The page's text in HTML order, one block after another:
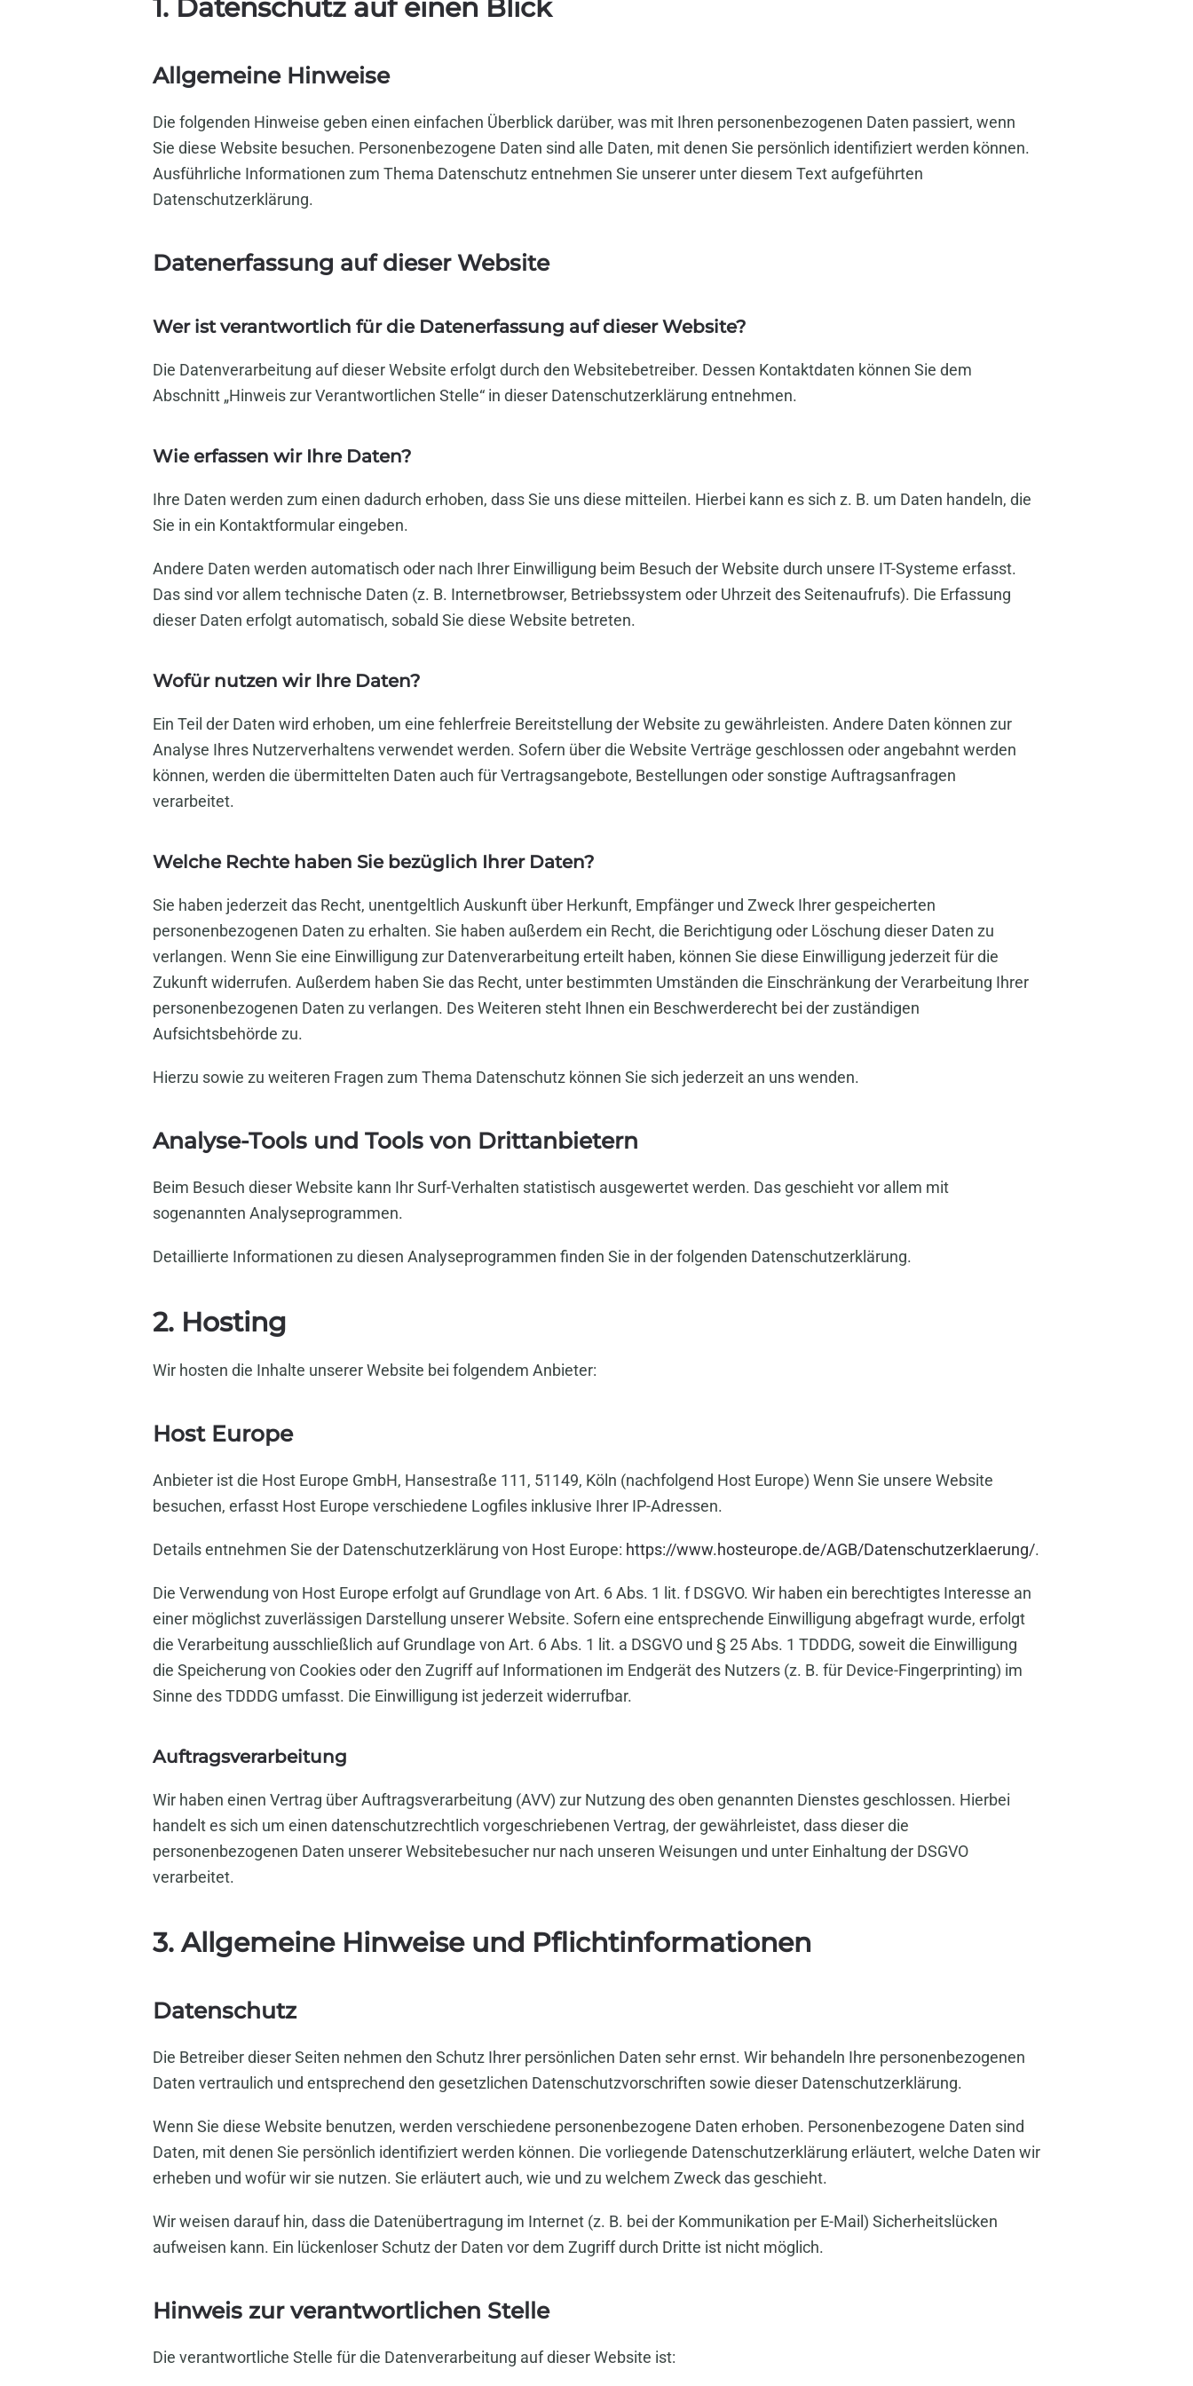
1. Datenschutz auf einen Blick
Allgemeine Hinweise
Die folgenden Hinweise geben einen einfachen Überblick darüber, was mit Ihren personenbezogenen Daten passiert, wenn
Sie diese Website besuchen. Personenbezogene Daten sind alle Daten, mit denen Sie persönlich identifiziert werden können.
Ausführliche Informationen zum Thema Datenschutz entnehmen Sie unserer unter diesem Text aufgeführten
Datenschutzerklärung.
Datenerfassung auf dieser Website
Wer ist verantwortlich für die Datenerfassung auf dieser Website?
Die Datenverarbeitung auf dieser Website erfolgt durch den Websitebetreiber. Dessen Kontaktdaten können Sie dem
Abschnitt „Hinweis zur Verantwortlichen Stelle“ in dieser Datenschutzerklärung entnehmen.
Wie erfassen wir Ihre Daten?
Ihre Daten werden zum einen dadurch erhoben, dass Sie uns diese mitteilen. Hierbei kann es sich z. B. um Daten handeln, die
Sie in ein Kontaktformular eingeben.
Andere Daten werden automatisch oder nach Ihrer Einwilligung beim Besuch der Website durch unsere IT-Systeme erfasst.
Das sind vor allem technische Daten (z. B. Internetbrowser, Betriebssystem oder Uhrzeit des Seitenaufrufs). Die Erfassung
dieser Daten erfolgt automatisch, sobald Sie diese Website betreten.
Wofür nutzen wir Ihre Daten?
Ein Teil der Daten wird erhoben, um eine fehlerfreie Bereitstellung der Website zu gewährleisten. Andere Daten können zur
Analyse Ihres Nutzerverhaltens verwendet werden. Sofern über die Website Verträge geschlossen oder angebahnt werden
können, werden die übermittelten Daten auch für Vertragsangebote, Bestellungen oder sonstige Auftragsanfragen
verarbeitet.
Welche Rechte haben Sie bezüglich Ihrer Daten?
Sie haben jederzeit das Recht, unentgeltlich Auskunft über Herkunft, Empfänger und Zweck Ihrer gespeicherten
personenbezogenen Daten zu erhalten. Sie haben außerdem ein Recht, die Berichtigung oder Löschung dieser Daten zu
verlangen. Wenn Sie eine Einwilligung zur Datenverarbeitung erteilt haben, können Sie diese Einwilligung jederzeit für die
Zukunft widerrufen. Außerdem haben Sie das Recht, unter bestimmten Umständen die Einschränkung der Verarbeitung Ihrer
personenbezogenen Daten zu verlangen. Des Weiteren steht Ihnen ein Beschwerderecht bei der zuständigen
Aufsichtsbehörde zu.
Hierzu sowie zu weiteren Fragen zum Thema Datenschutz können Sie sich jederzeit an uns wenden.
Analyse-Tools und Tools von Dritt­anbietern
Beim Besuch dieser Website kann Ihr Surf-Verhalten statistisch ausgewertet werden. Das geschieht vor allem mit
sogenannten Analyseprogrammen.
Detaillierte Informationen zu diesen Analyseprogrammen finden Sie in der folgenden Datenschutzerklärung.
2. Hosting
Wir hosten die Inhalte unserer Website bei folgendem Anbieter:
Host Europe
Anbieter ist die Host Europe GmbH, Hansestraße 111, 51149, Köln (nachfolgend Host Europe) Wenn Sie unsere Website
besuchen, erfasst Host Europe verschiedene Logfiles inklusive Ihrer IP-Adressen.
Details entnehmen Sie der Datenschutzerklärung von Host Europe: https://www.hosteurope.de/AGB/Datenschutzerklaerung/.
Die Verwendung von Host Europe erfolgt auf Grundlage von Art. 6 Abs. 1 lit. f DSGVO. Wir haben ein berechtigtes Interesse an
einer möglichst zuverlässigen Darstellung unserer Website. Sofern eine entsprechende Einwilligung abgefragt wurde, erfolgt
die Verarbeitung ausschließlich auf Grundlage von Art. 6 Abs. 1 lit. a DSGVO und § 25 Abs. 1 TDDDG, soweit die Einwilligung
die Speicherung von Cookies oder den Zugriff auf Informationen im Endgerät des Nutzers (z. B. für Device-Fingerprinting) im
Sinne des TDDDG umfasst. Die Einwilligung ist jederzeit widerrufbar.
Auftragsverarbeitung
Wir haben einen Vertrag über Auftragsverarbeitung (AVV) zur Nutzung des oben genannten Dienstes geschlossen. Hierbei
handelt es sich um einen datenschutzrechtlich vorgeschriebenen Vertrag, der gewährleistet, dass dieser die
personenbezogenen Daten unserer Websitebesucher nur nach unseren Weisungen und unter Einhaltung der DSGVO
verarbeitet.
3. Allgemeine Hinweise und Pflicht­informationen
Datenschutz
Die Betreiber dieser Seiten nehmen den Schutz Ihrer persönlichen Daten sehr ernst. Wir behandeln Ihre personenbezogenen
Daten vertraulich und entsprechend den gesetzlichen Datenschutzvorschriften sowie dieser Datenschutzerklärung.
Wenn Sie diese Website benutzen, werden verschiedene personenbezogene Daten erhoben. Personenbezogene Daten sind
Daten, mit denen Sie persönlich identifiziert werden können. Die vorliegende Datenschutzerklärung erläutert, welche Daten wir
erheben und wofür wir sie nutzen. Sie erläutert auch, wie und zu welchem Zweck das geschieht.
Wir weisen darauf hin, dass die Datenübertragung im Internet (z. B. bei der Kommunikation per E-Mail) Sicherheitslücken
aufweisen kann. Ein lückenloser Schutz der Daten vor dem Zugriff durch Dritte ist nicht möglich.
Hinweis zur verantwortlichen Stelle
Die verantwortliche Stelle für die Datenverarbeitung auf dieser Website ist: